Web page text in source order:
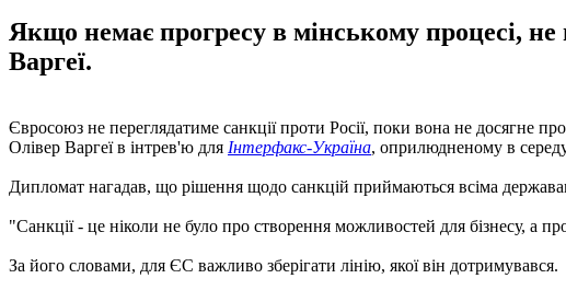
Якщо немає прогресу в мінському процесі, не
Варгеї.
Євросоюз не переглядатиме санкції проти Росії, поки вона не досягне
Олівер Варгеї в інтрев'ю для Інтерфакс-Україна, оприлюдненому в
Дипломат нагадав, що рішення щодо санкцій приймаються всіма
"Санкції - це ніколи не було про створення можливостей для бізнесу, а
За його словами, для ЄС важливо зберігати лінію, якої він дотримувався.